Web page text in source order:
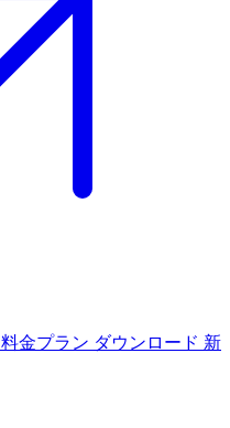
料金プラン ダウンロード 新